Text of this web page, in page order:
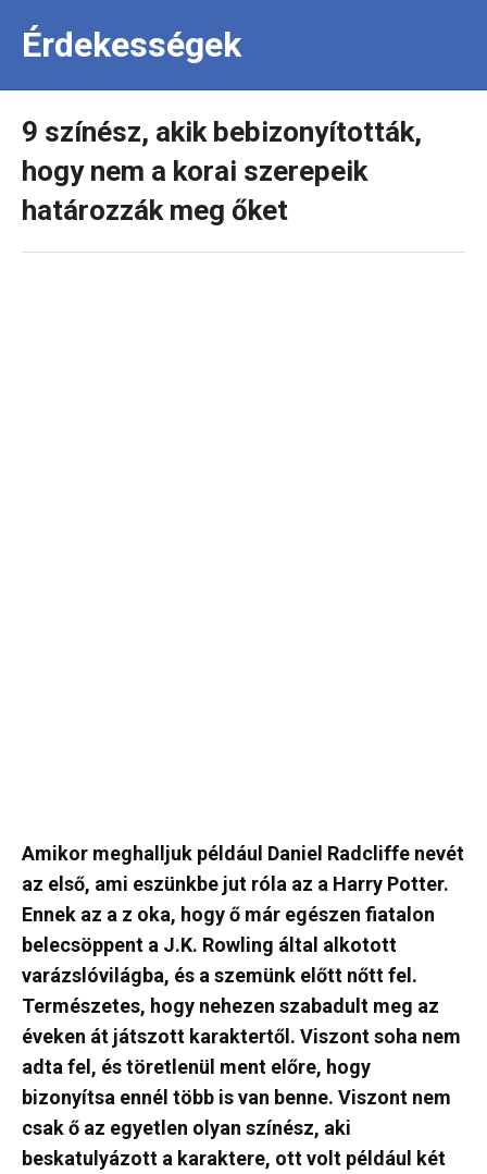
Érdekességek
9 színész, akik bebizonyították,
hogy nem a korai szerepeik
határozzák meg őket
Amikor meghalljuk például Daniel Radcliffe nevét
az első, ami eszünkbe jut róla az a Harry Potter.
Ennek az a z oka, hogy ő már egészen fiatalon
belecsöppent a J.K. Rowling által alkotott
varázslóvilágba, és a szemünk előtt nőtt fel.
Természetes, hogy nehezen szabadult meg az
éveken át játszott karaktertől. Viszont soha nem
adta fel, és töretlenül ment előre, hogy
bizonyítsa ennél több is van benne. Viszont nem
csak ő az egyetlen olyan színész, aki
beskatulyázott a karaktere, ott volt például két